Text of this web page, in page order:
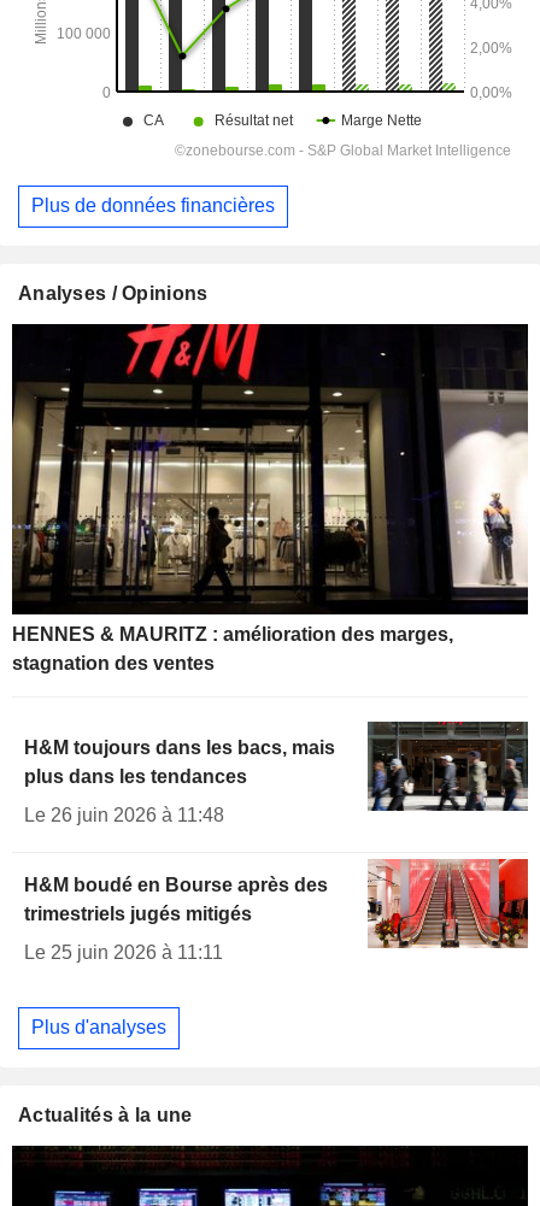
Plus de données financières
Analyses / Opinions
HENNES & MAURITZ : amélioration des marges,
stagnation des ventes
H&M toujours dans les bacs, mais
plus dans les tendances
Le 26 juin 2026 à 11:48
H&M boudé en Bourse après des
trimestriels jugés mitigés
Le 25 juin 2026 à 11:11
Plus d'analyses
Actualités à la une